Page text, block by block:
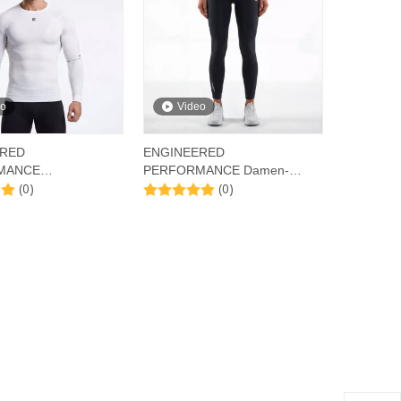
(0)
Video
ENGINEERED
PERFORMANCE Damen-
Leggings
(0)